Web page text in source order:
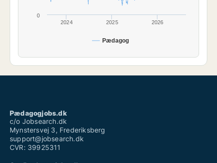
Pædagog
2024 2025 2026
0
Pædagogjobs.dk
c/o Jobsearch.dk
Mynstersvej 3, Frederiksberg
support@jobsearch.dk
CVR: 39925311